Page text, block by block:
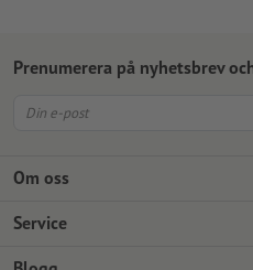
Om oss
Företag
Service
Betalningsalternativ
Prenumerera på nyhetsbrev